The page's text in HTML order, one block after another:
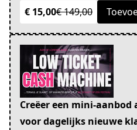
€ 15,00€ 149,00
Creëer een mini-
voor dagelijks nieuwe